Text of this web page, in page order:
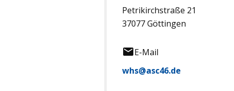
Petrikirchstraße 21
37077 Göttingen
E-Mail
whs@asc46.de